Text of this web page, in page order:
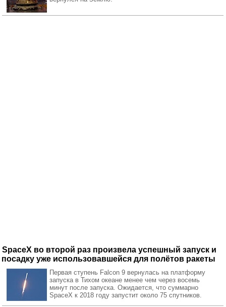
SpaceX во второй раз произвела успешный запуск и
посадку уже использовавшейся для полётов ракеты
Первая ступень Falcon 9 вернулась на платформу
запуска в Тихом океане менее чем через восемь
минут после запуска. Ожидается, что суммарно
SpaceX к 2018 году запустит около 75 спутников.